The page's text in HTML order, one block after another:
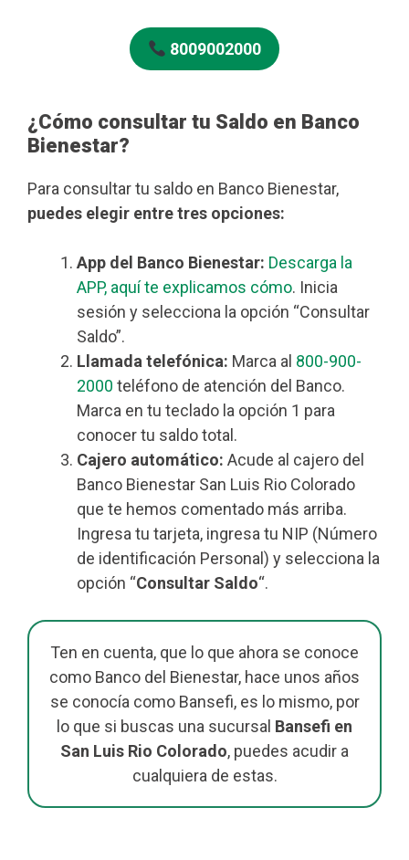
8009002000
¿Cómo consultar tu Saldo en Banco
Bienestar?
Para consultar tu saldo en Banco Bienestar,
puedes elegir entre tres opciones:
App del Banco Bienestar: Descarga la
APP, aquí te explicamos cómo. Inicia
sesión y selecciona la opción “Consultar
Saldo”.
Llamada telefónica: Marca al 800-900-
2000 teléfono de atención del Banco.
Marca en tu teclado la opción 1 para
conocer tu saldo total.
Cajero automático: Acude al cajero del
Banco Bienestar San Luis Rio Colorado
que te hemos comentado más arriba.
Ingresa tu tarjeta, ingresa tu NIP (Número
de identificación Personal) y selecciona la
opción “Consultar Saldo“.
Ten en cuenta, que lo que ahora se conoce
como Banco del Bienestar, hace unos años
se conocía como Bansefi, es lo mismo, por
lo que si buscas una sucursal Bansefi en
San Luis Rio Colorado, puedes acudir a
cualquiera de estas.